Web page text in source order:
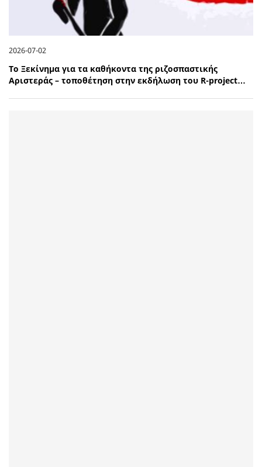
2026-07-02
Το Ξεκίνημα για τα καθήκοντα της ριζοσπαστικής
Αριστεράς – τοποθέτηση στην εκδήλωση του R-project…